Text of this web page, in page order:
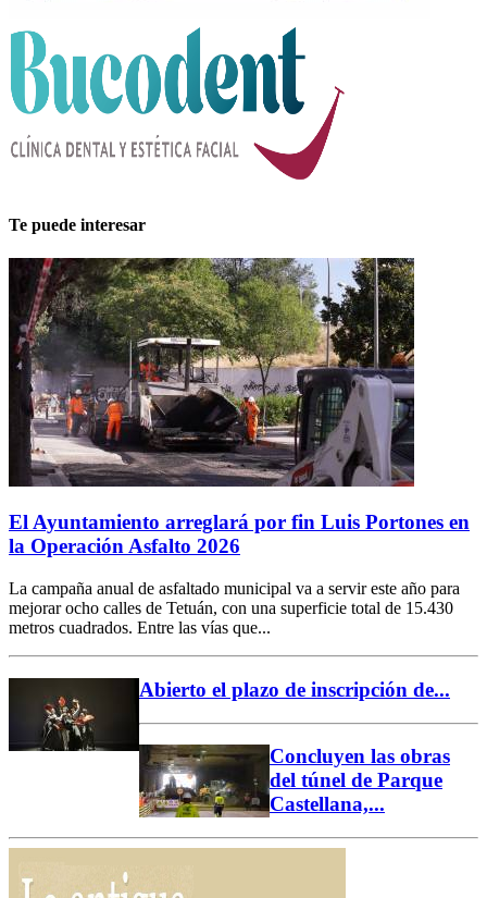
Te puede interesar
El Ayuntamiento arreglará por fin Luis Portones en
la Operación Asfalto 2026
La campaña anual de asfaltado municipal va a servir este año para
mejorar ocho calles de Tetuán, con una superficie total de 15.430
metros cuadrados. Entre las vías que...
Abierto el plazo de inscripción de...
Concluyen las obras
del túnel de Parque
Castellana,...